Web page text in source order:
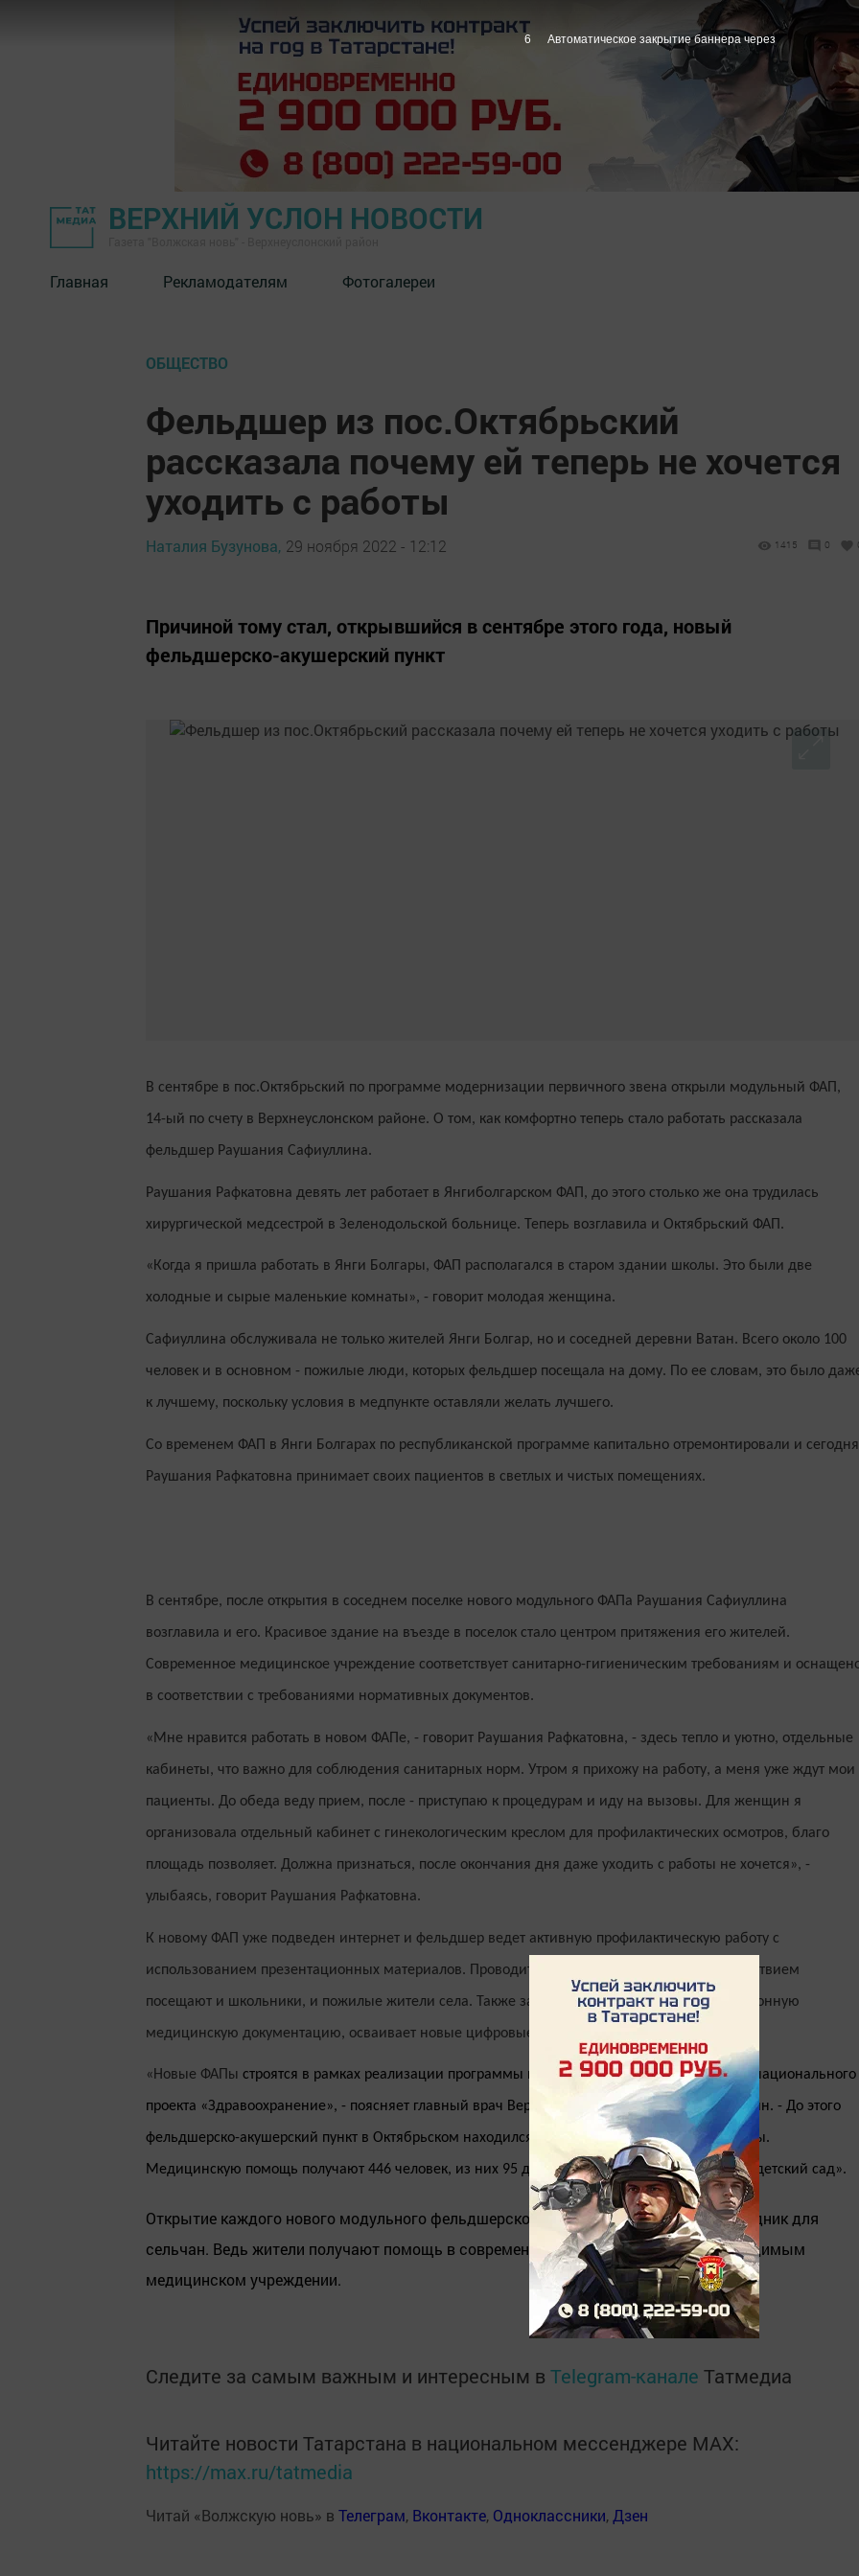
ВЕРХНИЙ УСЛОН НОВОСТИ
Главная Рекламодателям Фотогалереи
ОБЩЕСТВО
Фельдшер из пос.Октябрьский
рассказала почему ей теперь не хочется
уходить с работы
Наталия Бузунова, 29 ноября 2022 - 12:12 1415 0
Причиной тому стал, открывшийся в сентябре этого года, новый
фельдшерско-акушерский пункт
В сентябре в пос.Октябрьский по программе модернизации первичного звена открыли модульный ФАП,
14-ый по счету в Верхнеуслонском районе. О том, как комфортно теперь стало работать рассказала
фельдшер Раушания Сафиуллина.
Раушания Рафкатовна девять лет работает в Янгиболгарском ФАП, до этого столько же она трудилась
хирургической медсестрой в Зеленодольской больнице. Теперь возглавила и Октябрьский ФАП.
«Когда я пришла работать в Янги Болгары, ФАП располагался в старом здании школы. Это были две
холодные и сырые маленькие комнаты», - говорит молодая женщина.
Сафиуллина обслуживала не только жителей Янги Болгар, но и соседней деревни Ватан. Всего около 100
человек и в основном - пожилые люди, которых фельдшер посещала на дому. По ее словам, это было
к лучшему, поскольку условия в медпункте оставляли желать лучшего.
Со временем ФАП в Янги Болгарах по республиканской программе капитально отремонтировали и сегодня
Раушания Рафкатовна принимает своих пациентов в светлых и чистых помещениях.
В сентябре, после открытия в соседнем поселке нового модульного ФАПа Раушания Сафиуллина
возглавила и его. Красивое здание на въезде в поселок стало центром притяжения его жителей.
Современное медицинское учреждение соответствует санитарно-гигиеническим требованиям и
в соответствии с требованиями нормативных документов.
«Мне нравится работать в новом ФАПе, - говорит Раушания Рафкатовна, - здесь тепло и уютно, отдельные
кабинеты, что важно для соблюдения санитарных норм. Утром я прихожу на работу, а меня уже ждут мои
пациенты. До обеда веду прием, после - приступаю к процедурам и иду на вызовы. Для женщин я
организовала отдельный кабинет с гинекологическим креслом для профилактических осмотров, благо
площадь позволяет. Должна признаться, после окончания дня даже уходить с работы не хочется», -
улыбаясь, говорит Раушания Рафкатовна.
К новому ФАП уже подведен интернет и фельдшер ведет активную профилактическую работу с
использованием презентационных материалов. Проводит мероприятия, которые с удовольствием
посещают и школьники, и пожилые жители села. Также заведующая ФАП формирует электронную
медицинскую документацию, осваивает новые цифровые технологии в здравоохранении.
«Новые ФАПы строятся в рамках реализации программы модернизации первичного звена национального
проекта «Здравоохранение», - поясняет главный врач Верхнеуслонской ЦРБ Сергей Мишакин. - До этого
фельдшерско-акушерский пункт в Октябрьском находился в здании сельского Дома культуры.
Медицинскую помощь получают 446 человек, из них 95 детей. В поселке работает школа и детский сад».
Открытие каждого нового модульного фельдшерско-акушерского пункта - это праздник для
сельчан. Ведь жители получают помощь в современном, оснащенном всем необходимым
медицинском учреждении.
Следите за самым важным и интересным в Telegram-канале Татмедиа
Читайте новости Татарстана в национальном мессенджере MАХ:
https://max.ru/tatmedia
Читай «Волжскую новь» в Телеграм, Вконтакте, Одноклассники,Дзен
5 Автоматическое закрытие баннера через